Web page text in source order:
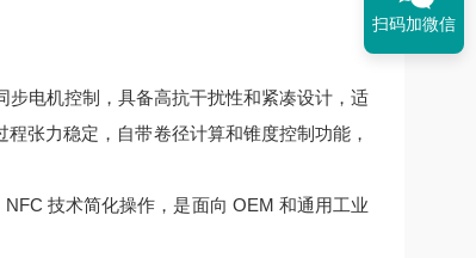
步电机控制，具备高抗干扰性和紧凑设计，适
张力稳定，自带卷径计算和锥度控制功能，
技术简化操作，是面向 OEM 和通用工业
扫码加微信